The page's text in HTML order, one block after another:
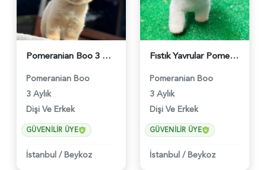
Pomeranian Boo 3 Aylık Bebek Yavrular - 6178
Pomeranian Boo
3 Aylık
Dişi Ve Erkek
GÜVENILIR ÜYE
İstanbul / Beykoz
Fıstık Yavrular Pomeranian Boo - 6032
Pomeranian Boo
3 Aylık
Dişi Ve Erkek
GÜVENILIR ÜYE
İstanbul / Beykoz